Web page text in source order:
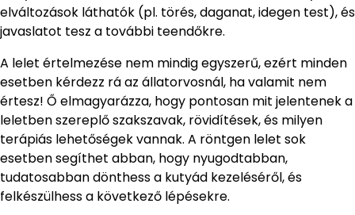
elváltozások láthatók (pl. törés, daganat, idegen test), és
javaslatot tesz a további teendőkre.
A lelet értelmezése nem mindig egyszerű, ezért minden
esetben kérdezz rá az állatorvosnál, ha valamit nem
értesz! Ő elmagyarázza, hogy pontosan mit jelentenek a
leletben szereplő szakszavak, rövidítések, és milyen
terápiás lehetőségek vannak. A röntgen lelet sok
esetben segíthet abban, hogy nyugodtabban,
tudatosabban dönthess a kutyád kezeléséről, és
felkészülhess a következő lépésekre.